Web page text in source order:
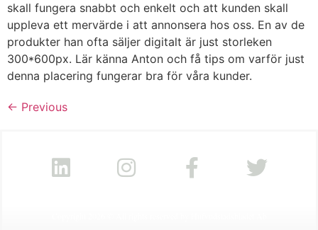
skall fungera snabbt och enkelt och att kunden skall
uppleva ett mervärde i att annonsera hos oss. En av de
produkter han ofta säljer digitalt är just storleken
300*600px. Lär känna Anton och få tips om varför just
denna placering fungerar bra för våra kunder.
← Previous